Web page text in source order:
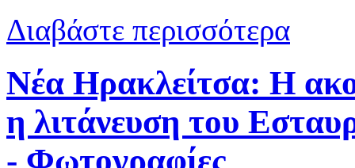
Διαβάστε περισσότερα
Νέα Ηρακλείτσα: H
η λιτάνευση του
- Φωτογραφίες